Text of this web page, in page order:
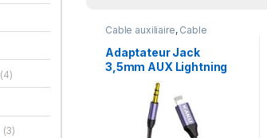
Cable auxiliaire, Cable
Adaptateur Jack
3,5mm AUX Lightning
IPhone KAKU KSC-427
(4)
(3)